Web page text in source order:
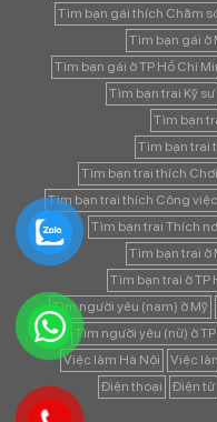
Tìm bạn gái thích Chăm
Tìm bạn gái ở
Tìm bạn gái ở TP Hồ Chí
Tìm bạn trai Kỹ sư
Tìm bạn
Tìm bạn trai
Tìm bạn trai thích
Tìm bạn trai thích Công
Tìm bạn trai Thích
Tìm bạn trai ở
Tìm bạn trai ở TP
Tìm người yêu (nam) ở Mỹ
Tìm người yêu (nữ) ở
Việc làm Hà Nội
Việc
Điện thoại
Điện tử